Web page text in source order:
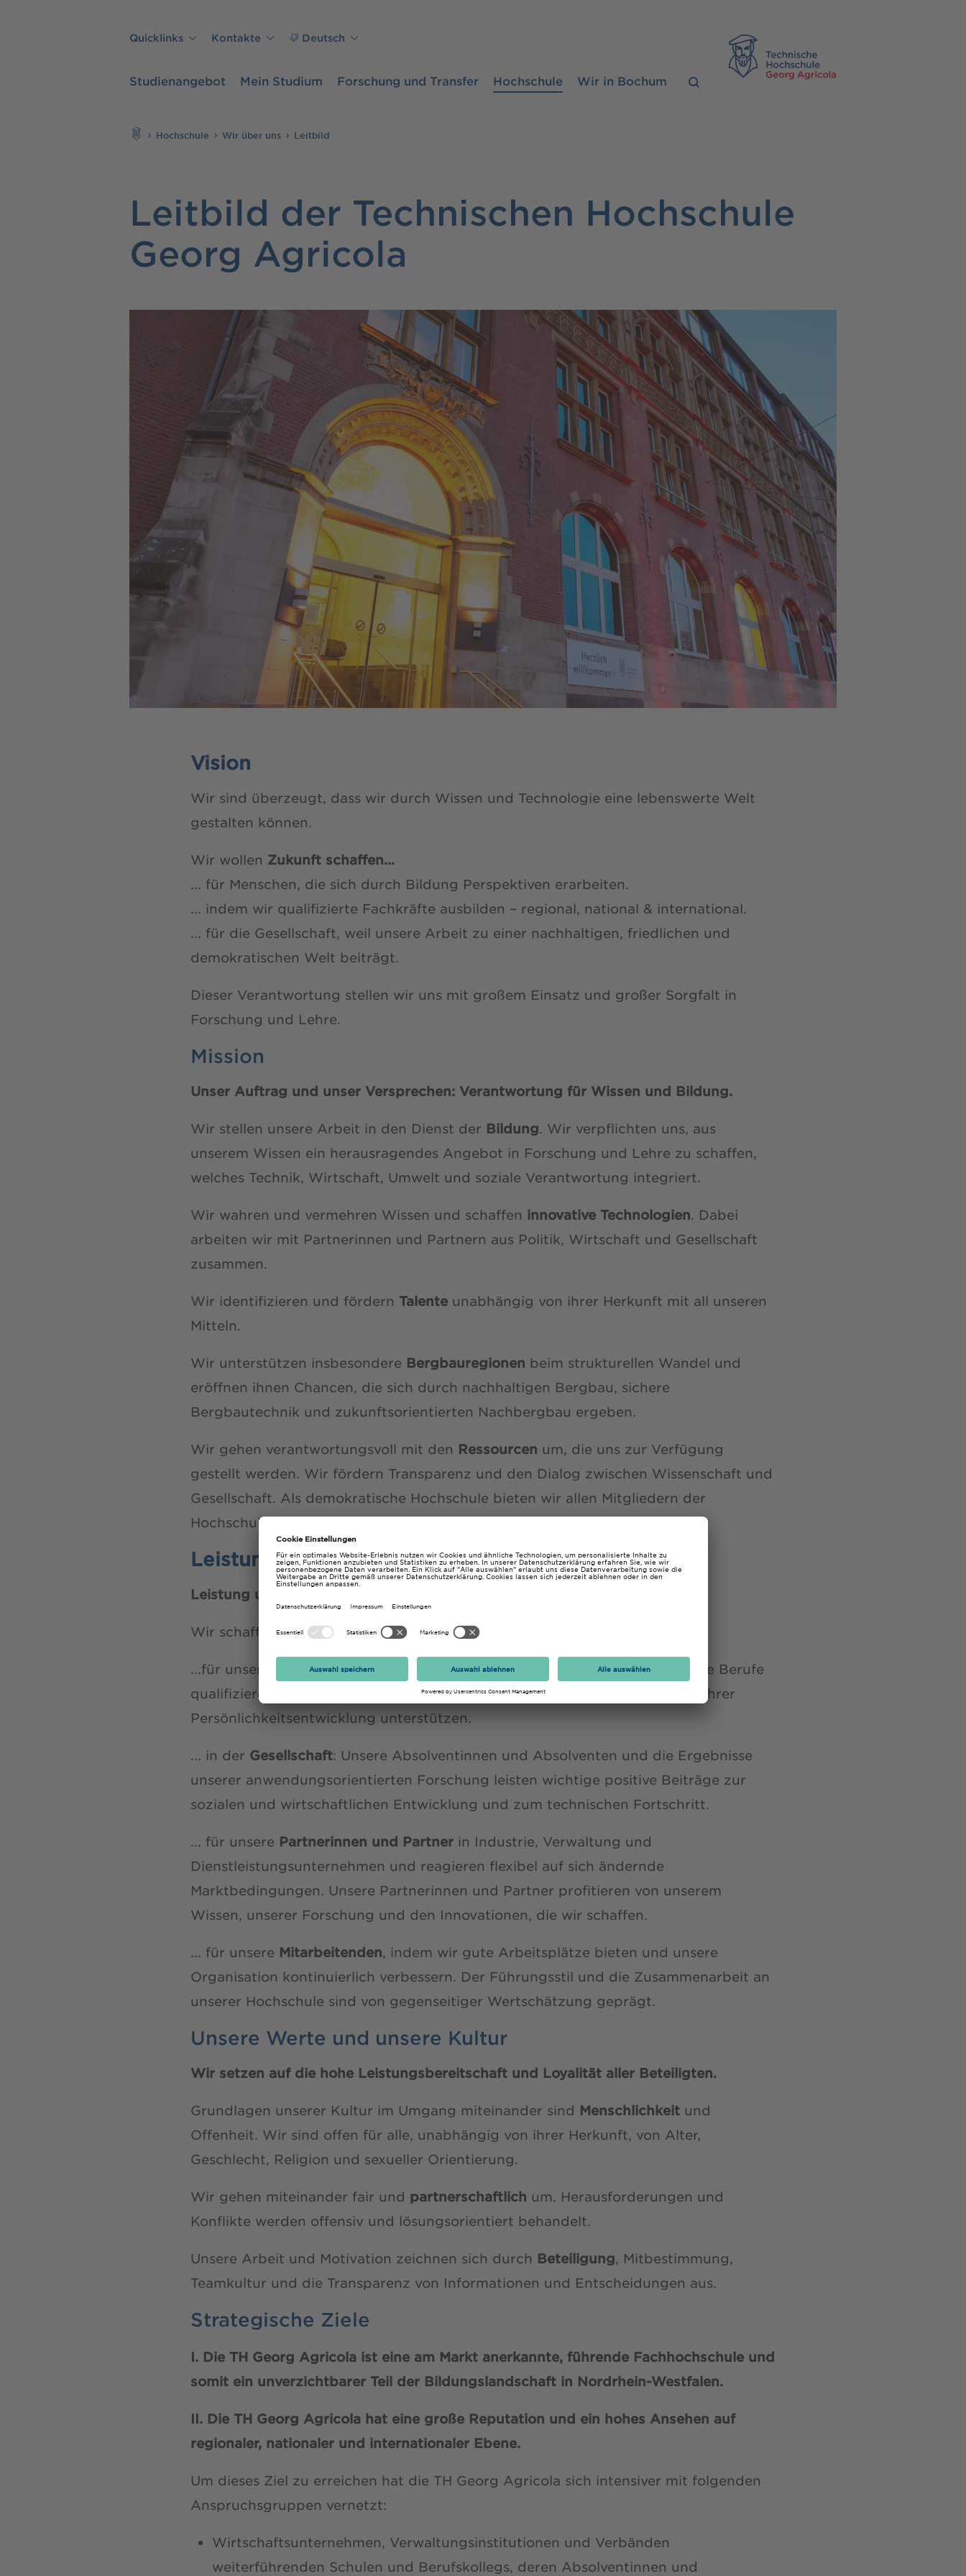
Studienangebot Mein Studium Forschung und Transfer Hochschule Wir in Bochum
Quicklinks Kontakte Deutsch
Hochschule Wir über uns Leitbild
Leitbild der Technischen Hochschule
Georg Agricola
Vision
Wir sind überzeugt, dass wir durch Wissen und Technologie eine lebenswerte Welt
gestalten können.
Wir wollen Zukunft schaffen...
... für Menschen, die sich durch Bildung Perspektiven erarbeiten.
... indem wir qualifizierte Fachkräfte ausbilden – regional, national & international.
... für die Gesellschaft, weil unsere Arbeit zu einer nachhaltigen, friedlichen und
demokratischen Welt beiträgt.
Dieser Verantwortung stellen wir uns mit großem Einsatz und großer Sorgfalt in
Forschung und Lehre.
Mission
Unser Auftrag und unser Versprechen: Verantwortung für Wissen und Bildung.
Wir stellen unsere Arbeit in den Dienst der Bildung. Wir verpflichten uns, aus
unserem Wissen ein herausragendes Angebot in Forschung und Lehre zu schaffen,
welches Technik, Wirtschaft, Umwelt und soziale Verantwortung integriert.
Wir wahren und vermehren Wissen und schaffen innovative Technologien. Dabei
arbeiten wir mit Partnerinnen und Partnern aus Politik, Wirtschaft und Gesellschaft
zusammen.
Wir identifizieren und fördern Talente unabhängig von ihrer Herkunft mit all unseren
Mitteln.
Wir unterstützen insbesondere Bergbauregionen beim strukturellen Wandel und
eröffnen ihnen Chancen, die sich durch nachhaltigen Bergbau, sichere
Bergbautechnik und zukunftsorientierten Nachbergbau ergeben.
Wir gehen verantwortungsvoll mit den Ressourcen um, die uns zur Verfügung
gestellt werden. Wir fördern Transparenz und den Dialog zwischen Wissenschaft und
Gesellschaft. Als demokratische Hochschule bieten wir allen Mitgliedern der
Hochschule die Möglichkeit, sich zu beteiligen.
Leistungsversprechen
Leistung und Versprechen – wir schaffen Zukunftsperspektiven.
Wir schaffenPerspektiven...
...für unsere Studierenden, indem wir Talente jeder Herkunft für akademische Berufe
qualifizieren, ihnen einen erfolgreichen Berufsweg ermöglichen und sie bei ihrer
Persönlichkeitsentwicklung unterstützen.
... in der Gesellschaft: Unsere Absolventinnen und Absolventen und die Ergebnisse
unserer anwendungsorientierten Forschung leisten wichtige positive Beiträge zur
sozialen und wirtschaftlichen Entwicklung und zum technischen Fortschritt.
... für unsere Partnerinnen und Partner in Industrie, Verwaltung und
Dienstleistungsunternehmen und reagieren flexibel auf sich ändernde
Marktbedingungen. Unsere Partnerinnen und Partner profitieren von unserem
Wissen, unserer Forschung und den Innovationen, die wir schaffen.
... für unsere Mitarbeitenden, indem wir gute Arbeitsplätze bieten und unsere
Organisation kontinuierlich verbessern. Der Führungsstil und die Zusammenarbeit an
unserer Hochschule sind von gegenseitiger Wertschätzung geprägt.
Unsere Werte und unsere Kultur
Wir setzen auf die hohe Leistungsbereitschaft und Loyalität aller Beteiligten.
Grundlagen unserer Kultur im Umgang miteinander sind Menschlichkeit und
Offenheit. Wir sind offen für alle, unabhängig von ihrer Herkunft, von Alter,
Geschlecht, Religion und sexueller Orientierung.
Wir gehen miteinander fair und partnerschaftlich um. Herausforderungen und
Konflikte werden offensiv und lösungsorientiert behandelt.
Unsere Arbeit und Motivation zeichnen sich durch Beteiligung, Mitbestimmung,
Teamkultur und die Transparenz von Informationen und Entscheidungen aus.
Strategische Ziele
I. Die TH Georg Agricola ist eine am Markt anerkannte, führende Fachhochschule und
somit ein unverzichtbarer Teil der Bildungslandschaft in Nordrhein-Westfalen.
II. Die TH Georg Agricola hat eine große Reputation und ein hohes Ansehen auf
regionaler, nationaler und internationaler Ebene.
Um dieses Ziel zu erreichen hat die TH Georg Agricola sich intensiver mit folgenden
Anspruchsgruppen vernetzt:
Wirtschaftsunternehmen, Verwaltungsinstitutionen und Verbänden
weiterführenden Schulen und Berufskollegs, deren Absolventinnen und